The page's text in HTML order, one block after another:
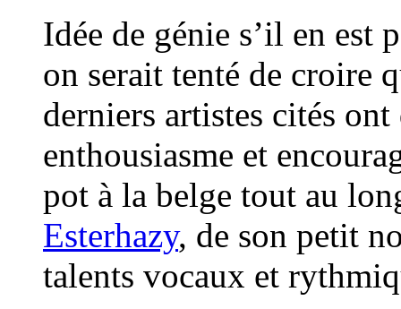
Idée de génie s’il en est
on serait tenté de croire
derniers artistes cités
enthousiasme et
pot à la belge tout au
Esterhazy, de son petit
talents vocaux et